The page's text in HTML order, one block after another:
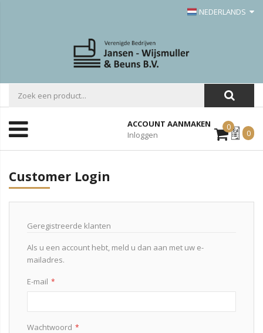
NEDERLANDS
ACCOUNT AANMAKEN
Inloggen
0Mijn
Offerte
0
Customer Login
Geregistreerde klanten
Als u een account hebt, meld u dan aan met uw e-
mailadres.
E-mail
Wachtwoord